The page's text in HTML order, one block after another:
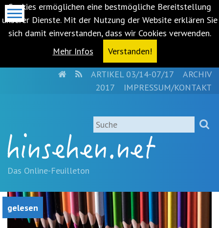
Cookies ermöglichen eine bestmögliche Bereitstellung
unserer Dienste. Mit der Nutzung der Website erklären Sie
sich damit einverstanden, dass wir Cookies verwenden.
Mehr Infos
Verstanden!
springen
(Accesskey
'1')Zur
springen
(Accesskey
'3')Zur
HOMERSSARTIKEL 03/14-07/17
ARCHIV
2017
IMPRESSUM/KONTAKT
Suche
Das Online-Feuilleton
gelesen